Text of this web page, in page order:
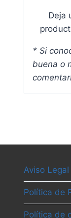
Deja
* Si
buena o
Aviso Legal
Política de
Política de